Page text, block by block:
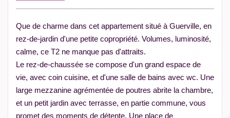
Que de charme dans cet appartement situé à Guerville, en
rez-de-jardin d'une petite copropriété. Volumes, luminosité,
calme, ce T2 ne manque pas d'attraits.
Le rez-de-chaussée se compose d'un grand espace de
vie, avec coin cuisine, et d'une salle de bains avec wc. Une
large mezzanine agrémentée de poutres abrite la chambre,
et un petit jardin avec terrasse, en partie commune, vous
promet des moments de détente. Une place de